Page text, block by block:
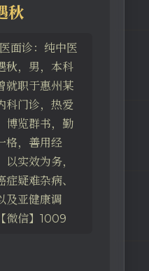
秋
面诊：纯中医
秋，男，本科
就职于惠州某
科门诊，热爱
博览群书，勤
格，善用经
实效为务，
疑难杂病、
及亚健康调
微信】1009